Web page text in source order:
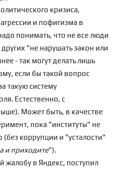
кризиса,
и пофигизма в
понимать, что не все люди
других "не нарушать закон или
- так могут делать лишь
если бы такой вопрос
такую систему
Естественно, с
Может быть, в качестве
пока "институты" не
(без коррупции и "усталости"
и приходите").
жалобу в Яндекс, поступил